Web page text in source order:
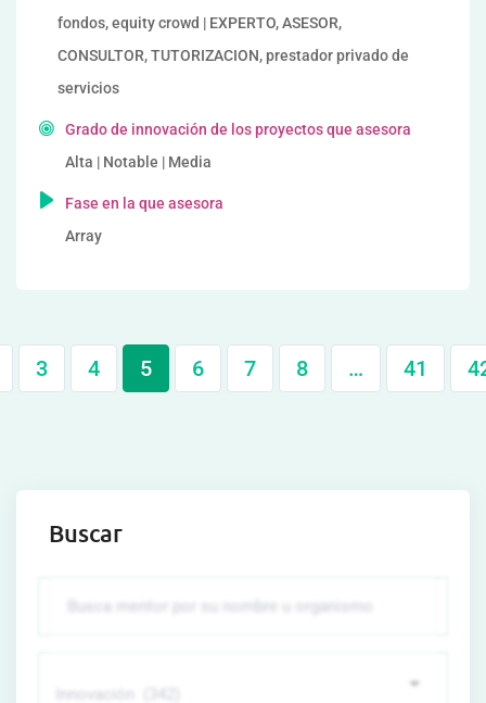
fondos, equity crowd | EXPERTO, ASESOR,
CONSULTOR, TUTORIZACION, prestador privado de
servicios
Grado de innovación de los proyectos que asesora
Alta | Notable | Media
Fase en la que asesora
Array
3 4 5 6 7 8 … 41
Buscar